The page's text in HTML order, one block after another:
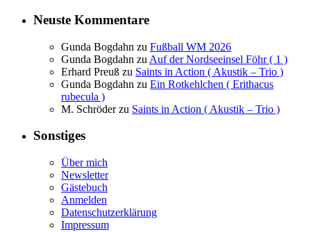
Neuste Kommentare
Gunda Bogdahn zu Fußball WM 2026
Gunda Bogdahn zu Auf der Nordseeinsel Föhr ( 1 )
Erhard Preuß zu Saints in Action ( Akustik – Trio )
Gunda Bogdahn zu Ein Rotkehlchen ( Erithacus
rubecula )
M. Schröderzu Saints in Action ( Akustik – Trio )
Sonstiges
Über mich
Newsletter
Gästebuch
Anmelden
Datenschutzerklärung
Impressum